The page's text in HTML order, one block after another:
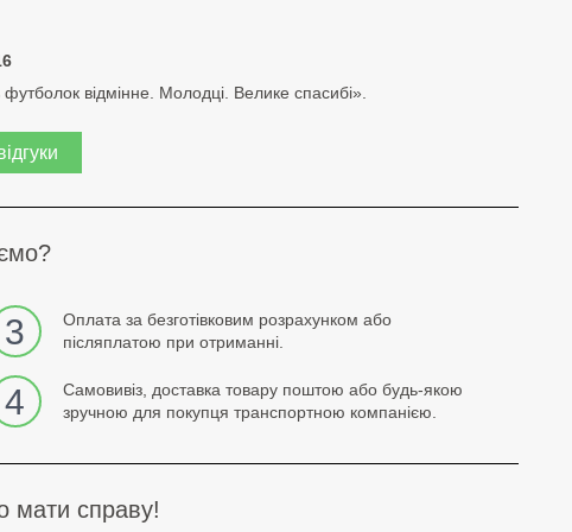
відмінне. Молодці. Велике спасибі».
3
Оплата за безготівковим розрахунком або
післяплатою при отриманні.
4
Самовивіз, доставка товару поштою або будь-якою
зручною для покупця транспортною компанією.
мати справу!